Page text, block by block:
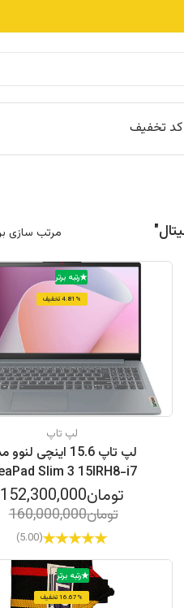
کد تخفیف
مرتب سازی
رتبه برتر
4.81% تخفیف
لپ تاپ
لپ تاپ 15.6 اینچی
Slim 3 15IRH8-i7
16GB LPDDR5-512GB
SSD-TN
تومان152,300,000
تومان160,000,000
(5.00)
رتبه برتر
16.67% تخفیف